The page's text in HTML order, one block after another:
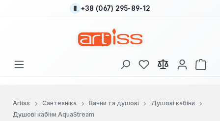
Перейти до основного вмісту
+38 (067) 295-89-12
У вас є 0 у списку
Artiss Сантехніка Ванни та душові
Душові кабіни
Душові кабіни AquaStream